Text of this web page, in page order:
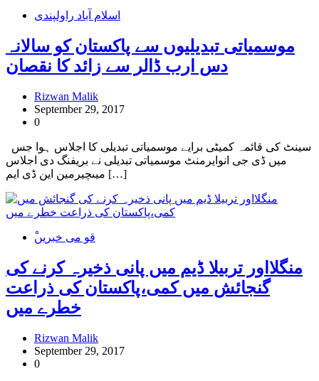
اسلام آباد راولپندی
موسمیاتی تبدیلیوں سے پاکستان کو سالانہ
دس ارب ڈالر سے زائد کا نقصان
Rizwan Malik
September 29, 2017
0
میں ڈی جی انوایرمنٹ موسمیاتی تبدیلی نے بریفنگ دی اجلاس
میںچیرمین این ڈی ایم […]
ْقو می خبریں
منگلااور تربیلا ڈیم میں پانی ذخیرہ کرنے کی
گنجائش میں کمی،پاکستان کی ذراعت
خطرے میں
Rizwan Malik
September 29, 2017
0